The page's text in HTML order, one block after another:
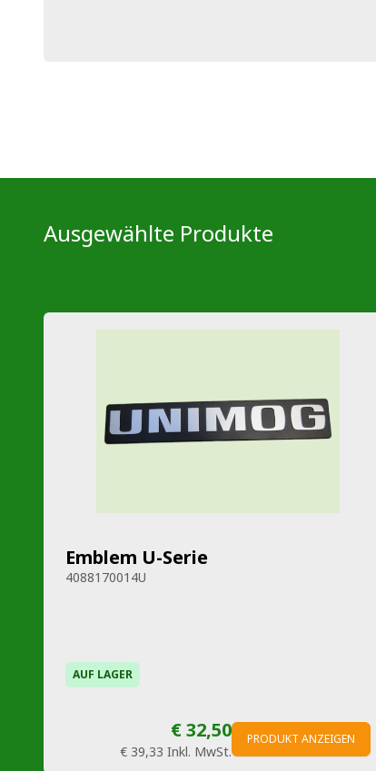
Ausgewählte Produkte
Emblem U-Serie
4088170014U
AUF LAGER
€ 32,50
€ 39,33 Inkl. MwSt.
PRODUKT ANZEIGEN